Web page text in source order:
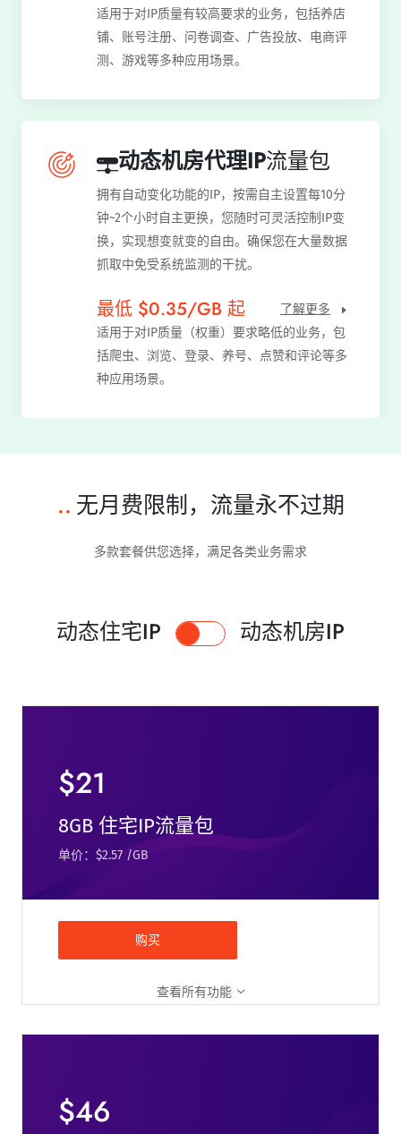
适用于对IP质量有较高要求的业务，包括养店
铺、账号注册、问卷调查、广告投放、电商评
测、游戏等多种应用场景。
动态机房代理IP流量包
拥有自动变化功能的IP，按需自主设置每10分
钟~2个小时自主更换，您随时可灵活控制IP变
换，实现想变就变的自由。确保您在大量数据
抓取中免受系统监测的干扰。
最低 $0.35/GB 起
了解更多
适用于对IP质量（权重）要求略低的业务，包
括爬虫、浏览、登录、养号、点赞和评论等多
种应用场景。
.. 无月费限制，流量永不过期
多款套餐供您选择，满足各类业务需求
动态住宅IP 动态机房IP
$21
8GB 住宅IP流量包
单价：$2.57 /GB
购买
查看所有功能
$46